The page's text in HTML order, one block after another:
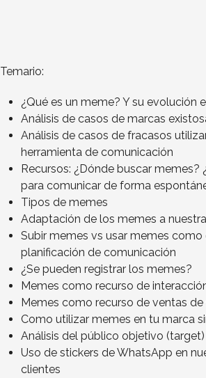
Temario:
¿Qué es un meme? Y su evolución
Análisis de casos de marcas
Análisis de casos de fracasos
herramienta de comunicación
Recursos: ¿Dónde buscar
para comunicar de forma
Tipos de memes
Adaptación de los memes a
Subir memes vs usar memes
planificación de comunicación
¿Se pueden registrar los memes?
Memes como recurso de
Memes como recurso de ventas
Como utilizar memes en tu marca
Análisis del público objetivo (target)
Uso de stickers de WhatsApp en
clientes